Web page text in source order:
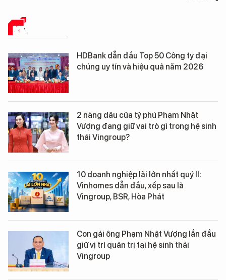
KINH TẾ SỐ
HDBank dẫn đầu Top 50 Công ty đại
chúng uy tín và hiệu quả năm 2026
2 nàng dâu của tỷ phú Phạm Nhật
Vượng đang giữ vai trò gì trong hệ sinh
thái Vingroup?
10 doanh nghiệp lãi lớn nhất quý II:
Vinhomes dẫn đầu, xếp sau là
Vingroup, BSR, Hòa Phát
Con gái ông Phạm Nhật Vượng lần đầu
giữ vị trí quản trị tại hệ sinh thái
Vingroup